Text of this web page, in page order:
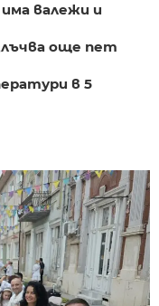
валежи и
още пет
в 5